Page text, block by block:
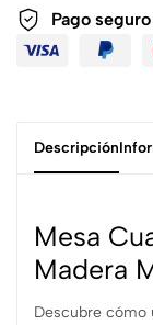
Pago
Descripción
Mesa
Madera
Descubre cómo